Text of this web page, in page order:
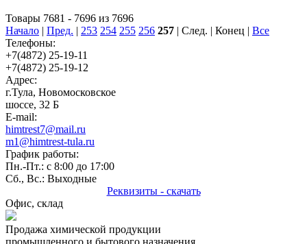
Товары 7681 - 7696 из 7696
Начало | Пред. | 253 254 255 256 257 | След. | Конец | Все
Телефоны:
+7(4872) 25-19-11
+7(4872) 25-19-12
Адрес:
г.Тула, Новомосковское
шоссе, 32 Б
E-mail:
himtrest7@mail.ru
m1@himtrest-tula.ru
График работы:
Пн.-Пт.: с 8:00 до 17:00
Сб., Вс.: Выходные
Реквизиты - скачать
Офис, склад
Продажа химической продукции
промышленного и бытового назначения